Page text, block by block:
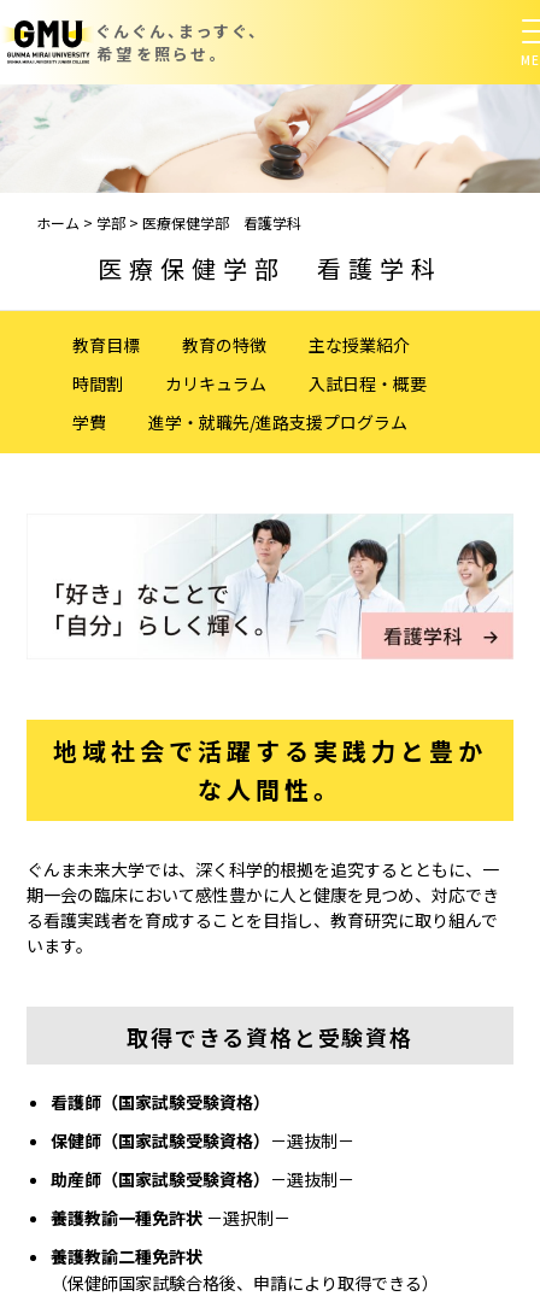
ぐんぐん、まっすぐ、
希望を照らせ。
ホーム > 学部 > 医療保健学部 看護学科
医療保健学部 看護学科
教育目標 教育の特徴
主な授業紹介
時間割
カリキュラム
入試日程・概要
学費
進学・就職先/進路支援プログラム
地域社会で活躍する実践力と豊か
な人間性。
ぐんま未来大学では、深く科学的根拠を追究するとともに、一
期一会の臨床において感性豊かに人と健康を見つめ、対応でき
る看護実践者を育成することを目指し、教育研究に取り組んで
います。
取得できる資格と受験資格
看護師（国家試験受験資格）
保健師（国家試験受験資格） －選抜制－
助産師（国家試験受験資格） －選抜制－
養護教諭一種免許状 －選択制－
養護教諭二種免許状
（保健師国家試験合格後、申請により取得できる）